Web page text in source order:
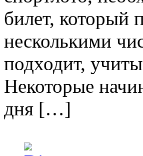
билет, который
несколькими
подходит,
Некоторые
дня […]